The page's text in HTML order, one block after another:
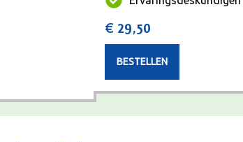
€ 29,50
BESTELLEN